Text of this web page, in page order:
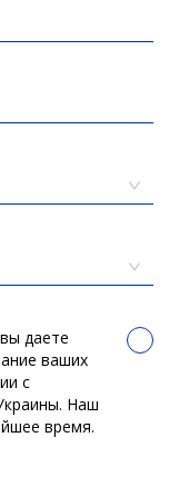
даете
ваших
с
Наш
время.